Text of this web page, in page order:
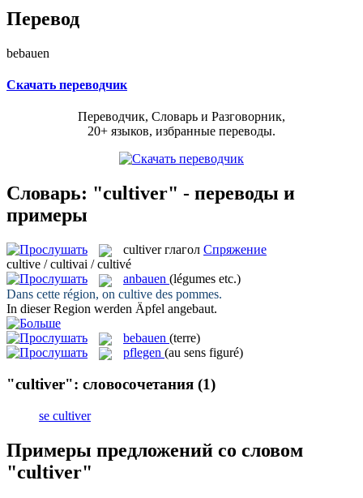
Перевод
bebauen
Скачать переводчик
Переводчик, Словарь и Разговорник,
20+ языков, избранные переводы.
Словарь: "cultiver" - переводы и
примеры
cultiver глагол Спряжение
cultive / cultivai / cultivé
anbauen (légumes etc.)
Dans cette région, on cultive des pommes.
In dieser Region werden Äpfel angebaut.
bebauen (terre)
pflegen (au sens figuré)
"cultiver": словосочетания (1)
se cultiver
Примеры предложений со словом
"cultiver"